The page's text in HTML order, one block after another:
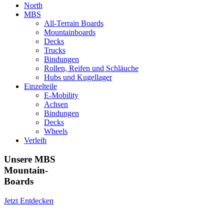
North
MBS
All-Terrain Boards
Mountainboards
Decks
Trucks
Bindungen
Rollen, Reifen und Schläuche
Hubs und Kugellager
Einzelteile
E-Mobility
Achsen
Bindungen
Decks
Wheels
Verleih
Unsere MBS
Mountain-
Boards
Jetzt Entdecken